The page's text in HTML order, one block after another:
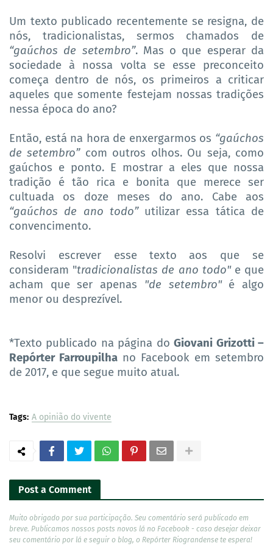
Um texto publicado recentemente se resigna, de
nós, tradicionalistas, sermos chamados de
“gaúchos de setembro”. Mas o que esperar da
sociedade à nossa volta se esse preconceito
começa dentro de nós, os primeiros a criticar
aqueles que somente festejam nossas tradições
nessa época do ano?
Então, está na hora de enxergarmos os “gaúchos
de setembro”com outros olhos. Ou seja, como
gaúchos e ponto. E mostrar a eles que nossa
tradição é tão rica e bonita que merece ser
cultuada os doze meses do ano. Cabe aos
“gaúchos de ano todo”utilizar essa tática de
convencimento.
Resolvi escrever esse texto aos que se
consideram "tradicionalistas de ano todo"e que
acham que ser apenas "de setembro"é algo
menor ou desprezível.
*Texto publicado na página doGiovani Grizotti –
Repórter Farroupilha no Facebook em setembro
de 2017, e que segue muito atual.
Tags: A opinião do vivente
Post a Comment
Muito obrigado por sua participação. Seu comentário será publicado em
breve. Publicamos nossos posts novos lá no Facebook - caso desejar deixar
seu comentário por lá e seguir o blog, o Repórter Riograndense te espera!